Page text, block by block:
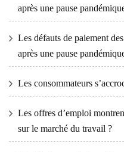
après une pause
Les défauts de paiement
après une pause
Les consommateurs
Les offres d’emploi
sur le marché du travail ?